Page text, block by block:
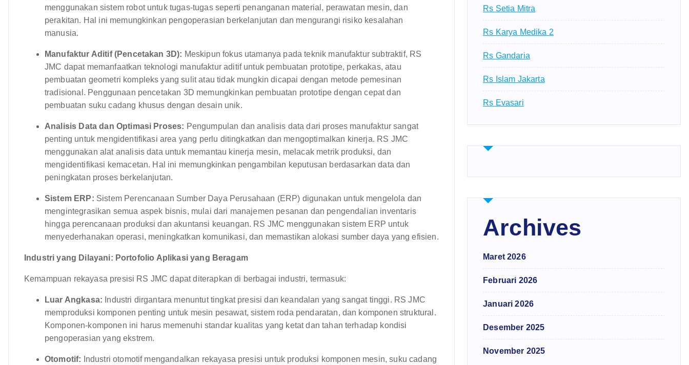
menggunakan sistem robot untuk tugas-tugas seperti penanganan material, perawatan mesin, dan
perakitan. Hal ini memungkinkan pengoperasian berkelanjutan dan mengurangi risiko kesalahan
manusia.
Manufaktur Aditif (Pencetakan 3D): Meskipun fokus utamanya pada teknik manufaktur subtraktif, RS
JMC dapat memanfaatkan teknologi manufaktur aditif untuk pembuatan prototipe, perkakas, atau
pembuatan geometri kompleks yang sulit atau tidak mungkin dicapai dengan metode pemesinan
tradisional. Penggunaan pencetakan 3D memungkinkan pembuatan prototipe dengan cepat dan
pembuatan suku cadang khusus dengan desain unik.
Analisis Data dan Optimasi Proses: Pengumpulan dan analisis data dari proses manufaktur sangat
penting untuk mengidentifikasi area yang perlu ditingkatkan dan mengoptimalkan kinerja. RS JMC
menggunakan alat analisis data untuk memantau kinerja mesin, melacak metrik produksi, dan
mengidentifikasi kemacetan. Hal ini memungkinkan pengambilan keputusan berdasarkan data dan
peningkatan proses berkelanjutan.
Sistem ERP: Sistem Perencanaan Sumber Daya Perusahaan (ERP) digunakan untuk mengelola dan
mengintegrasikan semua aspek bisnis, mulai dari manajemen pesanan dan pengendalian inventaris
hingga perencanaan produksi dan akuntansi keuangan. RS JMC menggunakan sistem ERP untuk
menyederhanakan operasi, meningkatkan komunikasi, dan memastikan alokasi sumber daya yang efisien.
Industri yang Dilayani: Portofolio Aplikasi yang Beragam
Kemampuan rekayasa presisi RS JMC dapat diterapkan di berbagai industri, termasuk:
Luar Angkasa: Industri dirgantara menuntut tingkat presisi dan keandalan yang sangat tinggi. RS JMC
memproduksi komponen penting untuk mesin pesawat, sistem roda pendaratan, dan komponen struktural.
Komponen-komponen ini harus memenuhi standar kualitas yang ketat dan tahan terhadap kondisi
pengoperasian yang ekstrem.
Otomotif: Industri otomotif mengandalkan rekayasa presisi untuk produksi komponen mesin, suku cadang
Rs Setia Mitra
Rs Karya Medika 2
Rs Gandaria
Rs Islam Jakarta
Rs Evasari
Archives
Maret 2026
Februari 2026
Januari 2026
Desember 2025
November 2025